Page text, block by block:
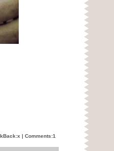
| Comments:1